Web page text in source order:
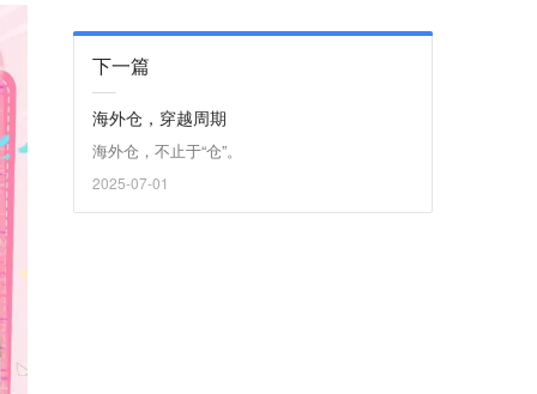
下一篇
海外仓，穿越周期
海外仓，不止于“仓”。
2025-07-01